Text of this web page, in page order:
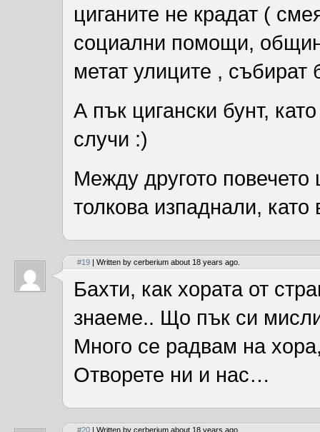
циганите не крадат (
социални помощи,
метат улиците , събират
А пък цигански бунт,
случи :)
Между другото повечето
толкова изпаднали, като
#19 | Written by cerberium about 18 years ago.
Бахти, как хората от
знаеме.. Що пък си
Много се радвам на
Отворете ни и нас…
#20 | Written by cerberium about 18 years ago.